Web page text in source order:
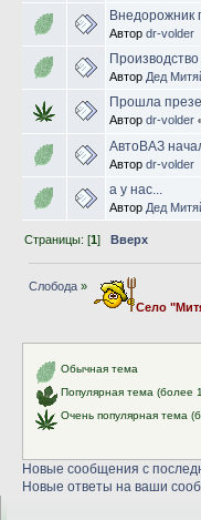
Внедорожник
Автор dr-volder
Автор Дед
Прошла
Автор dr-volder
АвтоВАЗ
Автор dr-volder
а у нас...
Автор Дед
Страницы: [1]Вверх
Слобода »
Село
Обычная тема
Популярная тема (более
Очень популярная тема
Новые сообщения с
Новые ответы на ваши